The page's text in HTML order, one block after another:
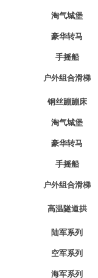
淘气城堡
豪华转马
手摇船
户外组合滑梯
钢丝蹦蹦床
淘气城堡
豪华转马
手摇船
户外组合滑梯
高温隧道拱
陆军系列
空军系列
海军系列